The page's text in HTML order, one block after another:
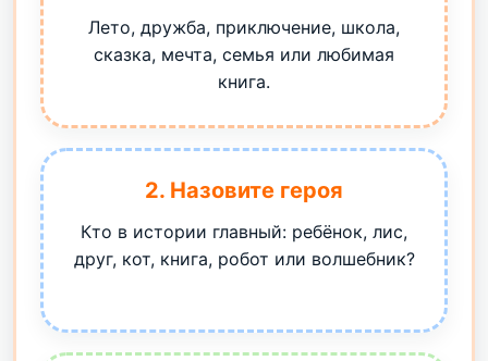
Лето, дружба, приключение, школа,
сказка, мечта, семья или любимая
книга.
2. Назовите героя
Кто в истории главный: ребёнок, лис,
друг, кот, книга, робот или волшебник?